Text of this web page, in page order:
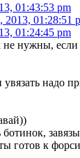
01:43:53 pm
2013, 01:28:51
01:24:45 pm
нужны, если
надо
ботинок,
готов к